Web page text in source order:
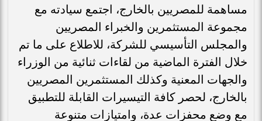
مساهمة للمصريين بالخارج، اجتمع سيادته مع
مجموعة المستثمرين والخبراء المصريين
والمجلس التأسيسي للشركة، للاطلاع على ما تم
خلال الفترة الماضية من لقاءات ثنائية من الوزراء
والجهات المعنية وكذلك المستثمرين المصريين
بالخارج، لحصر كافة التيسيرات القابلة للتطبيق
مع وضع محفزات عدة، وامتيازات متنوعة